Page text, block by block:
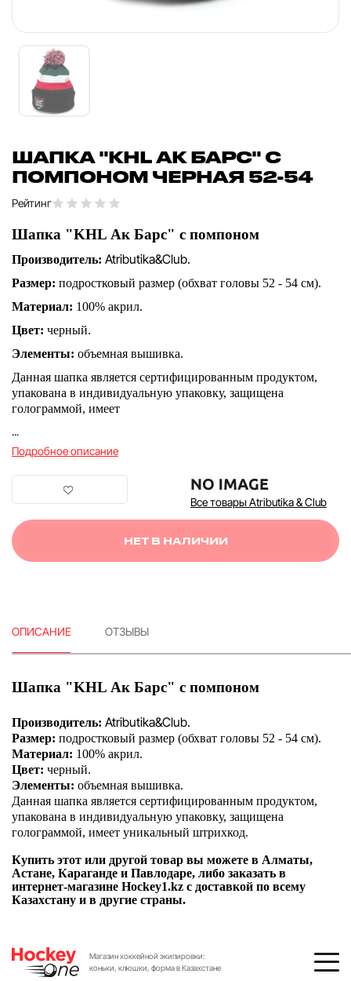
ШАПКА "KHL АК БАРС" С
ПОМПОНОМ ЧЕРНАЯ 52-54
Рейтинг
Шапка "KHL Ак Барс" с помпоном
Производитель: Atributika&Club.
Размер: подростковый размер (обхват головы 52 - 54 см).
Материал: 100% акрил.
Цвет: черный.
Элементы: объемная вышивка.
Данная шапка является сертифицированным продуктом,
упакована в индивидуальную упаковку, защищена
голограммой, имеет
...
Подробное описание
Все товары Atributika & Club
НЕТ В НАЛИЧИИ
ОПИСАНИЕ ОТЗЫВЫ
Шапка "KHL Ак Барс" с помпоном
Производитель: Atributika&Club.
Размер: подростковый размер (обхват головы 52 - 54 см).
Материал: 100% акрил.
Цвет: черный.
Элементы: объемная вышивка.
Данная шапка является сертифицированным продуктом,
упакована в индивидуальную упаковку, защищена
голограммой, имеет уникальный штрихкод.
Купить этот или другой товар вы можете в Алматы,
Астане, Караганде и Павлодаре, либо заказать в
интернет-магазине Hockey1.kz с доставкой по всему
Казахстану и в другие страны.
Магазин хоккейной экипировки:
коньки, клюшки, форма в Казахстане